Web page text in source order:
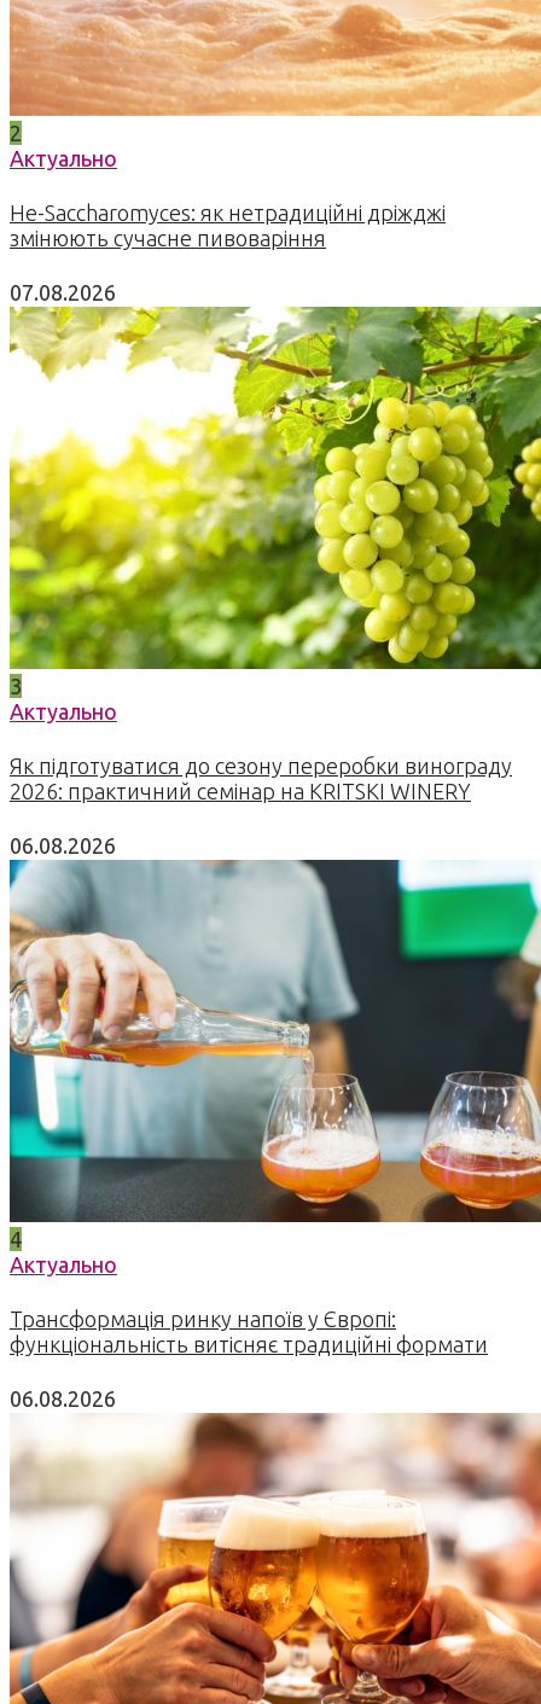
2
Актуально
Не-Saccharomyces: як нетрадиційні дріжджі
змінюють сучасне пивоваріння
07.08.2026
3
Актуально
Як підготуватися до сезону переробки винограду
2026: практичний семінар на KRITSKI WINERY
06.08.2026
4
Актуально
Трансформація ринку напоїв у Європі:
функціональність витісняє традиційні формати
06.08.2026